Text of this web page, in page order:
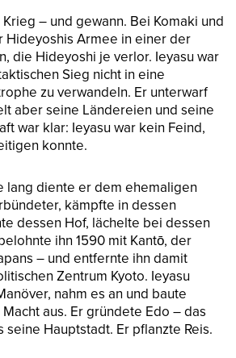
– und gewann. Bei Komaki und
Hideyoshis Armee in einer der
die Hideyoshi je verlor. Ieyasu war
Sieg nicht in eine
zu verwandeln. Er unterwarf
aber seine Ländereien und seine
war klar: Ieyasu war kein Feind,
konnte.
lang diente er dem ehemaligen
kämpfte in dessen
dessen Hof, lächelte bei dessen
ihn 1590 mit Kantō, der
– und entfernte ihn damit
Zentrum Kyoto. Ieyasu
nahm es an und baute
aus. Er gründete Edo – das
Hauptstadt. Er pflanzte Reis.